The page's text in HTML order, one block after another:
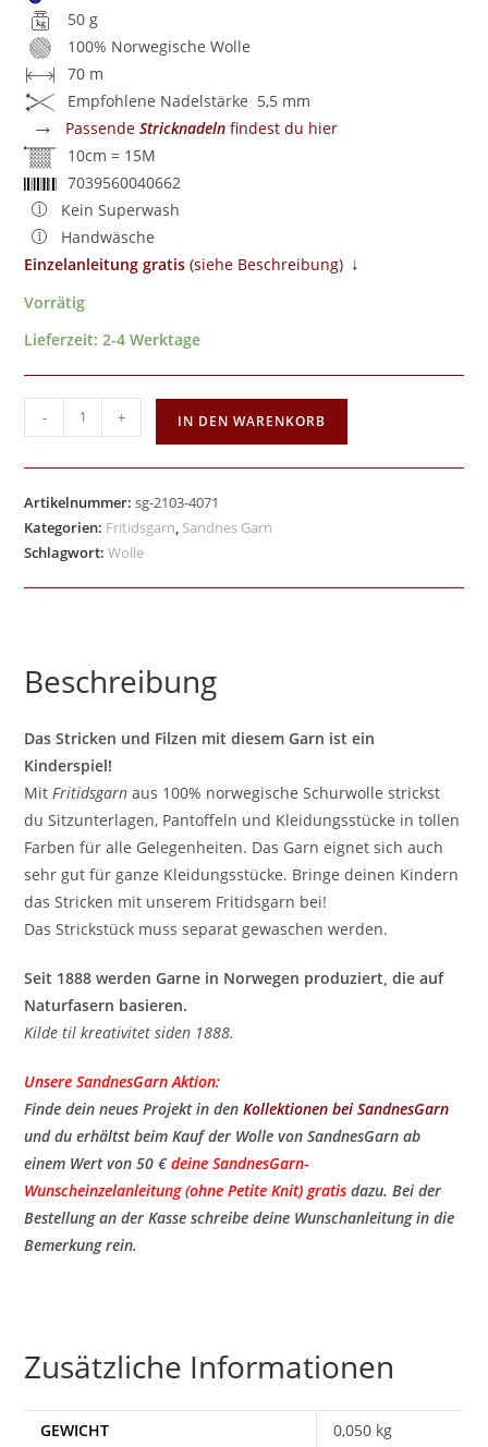
50 g
100% Norwegische Wolle
70 m
Empfohlene Nadelstärke 5,5 mm
→ PassendeStricknadeln findest du hier
10cm = 15M
7039560040662
Kein Superwash
Handwäsche
Einzelanleitung gratis ​ (siehe Beschreibung) ↓
Vorrätig
Lieferzeit:2-4 Werktage
- + IN DEN WARENKORB
Artikelnummer:sg-2103-4071
Kategorien: Fritidsgarn, Sandnes Garn
Schlagwort:Wolle
Beschreibung
Das Stricken und Filzen mit diesem Garn ist ein
Kinderspiel!
MitFritidsgarn aus 100% norwegische Schurwolle strickst
du Sitzunterlagen, Pantoffeln und Kleidungsstücke in tollen
Farben für alle Gelegenheiten. Das Garn eignet sich auch
sehr gut für ganze Kleidungsstücke. Bringe deinen Kindern
das Stricken mit unserem Fritidsgarn bei!
Das Strickstück muss separat gewaschen werden.
Seit 1888 werden Garne in Norwegen produziert, die auf
Naturfasern basieren.
Kilde til kreativitet siden 1888.
Unsere SandnesGarn Aktion:
Finde dein neues Projekt in denKollektionen bei SandnesGarn
und du erhältst beim Kauf der Wolle von SandnesGarn ab
einem Wert von 50 €deine SandnesGarn-
Wunscheinzelanleitung (ohne Petite Knit) gratis ​ dazu. Bei der
Bestellung an der Kasse schreibe deine Wunschanleitung in die
Bemerkung rein.
Zusätzliche Informationen
GEWICHT
0,050 kg